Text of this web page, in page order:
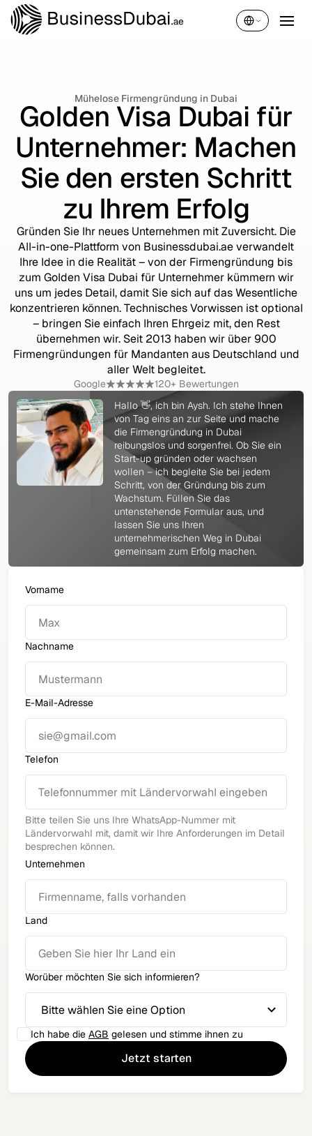
Deutsch
Mühelose Firmengründung in Dubai
Golden Visa Dubai für
Unternehmer: Machen
Sie den ersten Schritt
zu Ihrem Erfolg
Gründen Sie Ihr neues Unternehmen mit Zuversicht. Die
All-in-one-Plattform von Businessdubai.ae verwandelt
Ihre Idee in die Realität – von der Firmengründung bis
zum Golden Visa Dubai für Unternehmer kümmern wir
uns um jedes Detail, damit Sie sich auf das Wesentliche
konzentrieren können. Technisches Vorwissen ist optional
– bringen Sie einfach Ihren Ehrgeiz mit, den Rest
übernehmen wir. Seit 2013 haben wir über 900
Firmengründungen für Mandanten aus Deutschland und
aller Welt begleitet.
Google
120+ Bewertungen
Hallo 👋, ich bin Aysh. Ich stehe Ihnen
von Tag eins an zur Seite und mache
die Firmengründung in Dubai
reibungslos und sorgenfrei. Ob Sie ein
Start-up gründen oder wachsen
wollen – ich begleite Sie bei jedem
Schritt, von der Gründung bis zum
Wachstum. Füllen Sie das
untenstehende Formular aus, und
lassen Sie uns Ihren
unternehmerischen Weg in Dubai
gemeinsam zum Erfolg machen.
Vorname
Nachname
E-Mail-Adresse
Telefon
Bitte teilen Sie uns Ihre WhatsApp-Nummer mit
Ländervorwahl mit, damit wir Ihre Anforderungen im Detail
besprechen können.
Unternehmen
Land
Worüber möchten Sie sich informieren?
Ich habe die AGB gelesen und stimme ihnen zu